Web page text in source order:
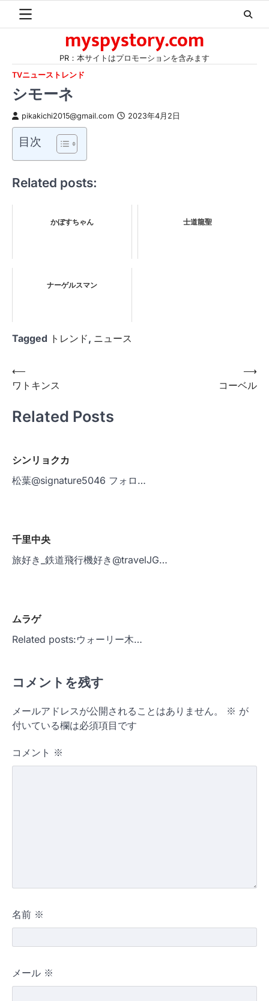
myspystory.com
PR：本サイトはプロモーションを含みます
TVニューストレンド
シモーネ
pikakichi2015@gmail.com 2023年4月2日
目次
Related posts:
かぼすちゃん 士道龍聖
ナーゲルスマン
Tagged トレンド, ニュース
投
稿
ナ
ー
シ
⟵
ワトキンス
コーベル
⟶
Related Posts
シンリョクカ
松葉@signature5046 フォロ…
千里中央
旅好き_鉄道飛行機好き@travelJG…
ムラゲ
Related posts:ウォーリー木…
コメントを残す
メールアドレスが公開されることはありません。 ※ が
付いている欄は必須項目です
コメント ※
名前 ※
メール ※